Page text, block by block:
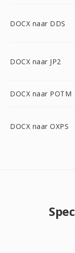
DOCX naar DDS
DOCX naar JP2
DOCX naar POTM
DOCX naar OXPS